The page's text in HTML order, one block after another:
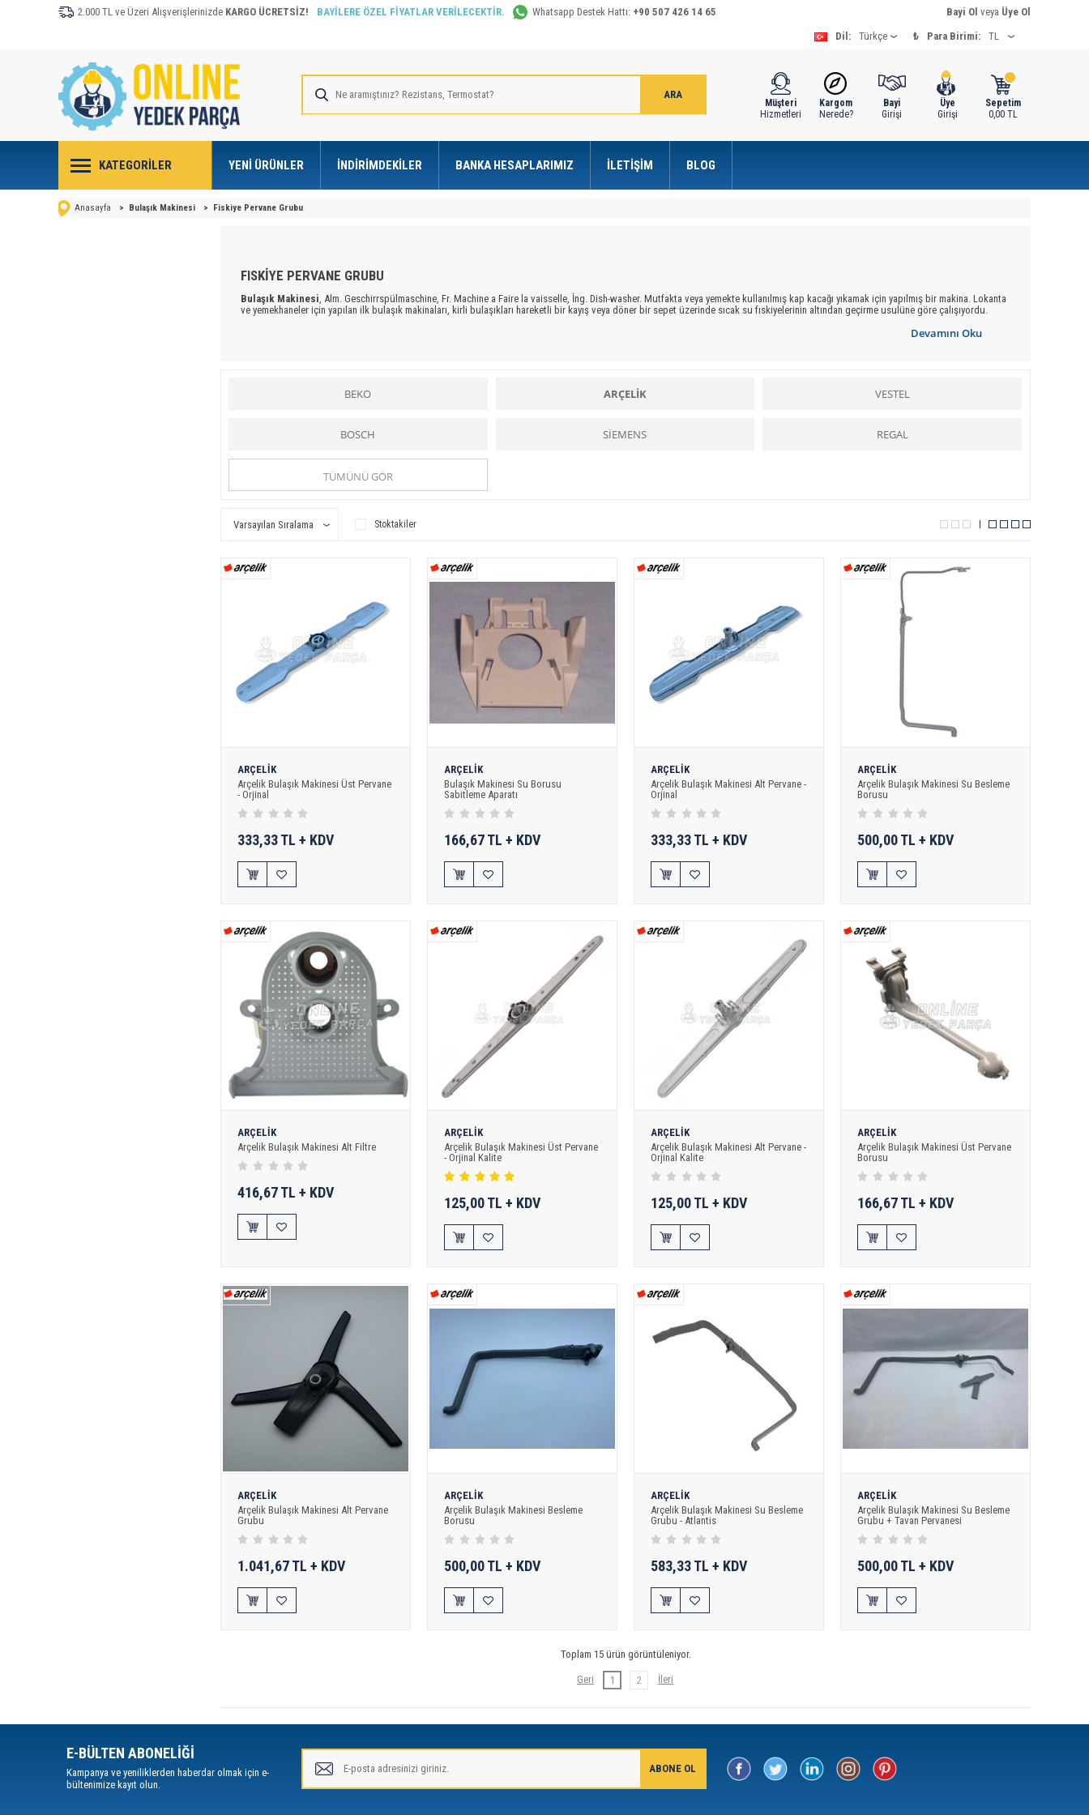
2.000 TL ve Üzeri Alışverişlerinizde KARGO ÜCRETSİZ! BAYİLERE ÖZEL FİYATLAR VERİLECEKTİR. Whatsapp Destek Hattı: +90 507 426 14 65 Bayi Ol veya Üye Ol
Dil:
₺ Para Birimi:
Sepetim
0,00TL
Üye
Girişi
Bayi
Girişi
Kargom
Nerede?
Müşteri
Hizmetleri
KATEGORILER YENI ÜRÜNLER İNDIRIMDEKILER BANKA HESAPLARIMIZ İLETIŞIM BLOG
Anasayfa > Bulaşık Makinesi > Fiskiye Pervane Grubu
Devamını Oku
FISKİYE PERVANE GRUBU
Bulaşık Makinesi , Alm. Geschirrspülmaschine, Fr. Machine a Faire la vaisselle, İng. Dish-washer. Mutfakta veya yemekte kullanılmış kap kacağı yıkamak için yapılmış bir makina. Lokanta
ve yemekhaneler için yapılan ilk bulaşık makinaları, kirli bulaşıkları hareketli bir kayış veya döner bir sepet üzerinde sıcak su fıskiyelerinin altından geçirme usulüne göre çalışıyordu.
arasındaki boşluk ses ve ısıya karşı izolasyonu sağlayan bir madde ile doldurulur Ön yüzdeki kapak, yukarıdan aşağıya doğru açılarak raylar üzerinde duran sepetlerin dışarıya
düğmeler ve anahtar vardır. Yıkama ve durulama suyu döner kollarla hem alttan hem üstten fışkırtılır. Deterjan ve parlatıcı madde, konuldukları bölmelerden otomatik olarak alınır.
Makinanın bir bölümüne suyun sertliğini gidermek için tuz konur. Kapısında bulunan bir zamanlama düğmesi, seçilen programı otomatik olarak yönetir. Program anahtarı dışarıya
aralık bırakılmalıdır. Motora zarar vermemek için çalışırken kapağı açılmamalıdır.
Online Yedek Parça
ile uygun ve kaliteli ürünlere ulaşabilirsiniz.
BEKO ARÇELİK VESTEL
BOSCH SİEMENS REGAL
TÜMÜNÜ GÖR
Stoktakiler
ARÇELİK
Arçelik Bulaşık Makinesi Üst Pervane
- Orjinal
333,33 TL + KDV
ARÇELİK
Bulaşık Makinesi Su Borusu
Sabitleme Aparatı
166,67 TL + KDV
ARÇELİK
Arçelik Bulaşık Makinesi Alt Pervane -
Orjinal
333,33 TL + KDV
ARÇELİK
Arçelik Bulaşık Makinesi Su Besleme
Borusu
500,00 TL + KDV
ARÇELİK
Arçelik Bulaşık Makinesi Alt Filtre
416,67 TL + KDV
ARÇELİK
Arçelik Bulaşık Makinesi Üst Pervane
- Orjinal Kalite
125,00 TL + KDV
ARÇELİK
Arçelik Bulaşık Makinesi Alt Pervane -
Orjinal Kalite
125,00 TL + KDV
ARÇELİK
Arçelik Bulaşık Makinesi Üst Pervane
Borusu
166,67 TL + KDV
ARÇELİK
Arçelik Bulaşık Makinesi Alt Pervane
Grubu
1.041,67 TL + KDV
ARÇELİK
Arçelik Bulaşık Makinesi Besleme
Borusu
500,00 TL + KDV
ARÇELİK
Arçelik Bulaşık Makinesi Su Besleme
Grubu - Atlantis
583,33 TL + KDV
ARÇELİK
Arçelik Bulaşık Makinesi Su Besleme
Grubu + Tavan Pervanesi
500,00 TL + KDV
Toplam 15 ürün görüntüleniyor.
1 2
E-BÜLTEN ABONELİĞİ
Kampanya ve yeniliklerden haberdar olmak için e-
bültenimize kayıt olun.